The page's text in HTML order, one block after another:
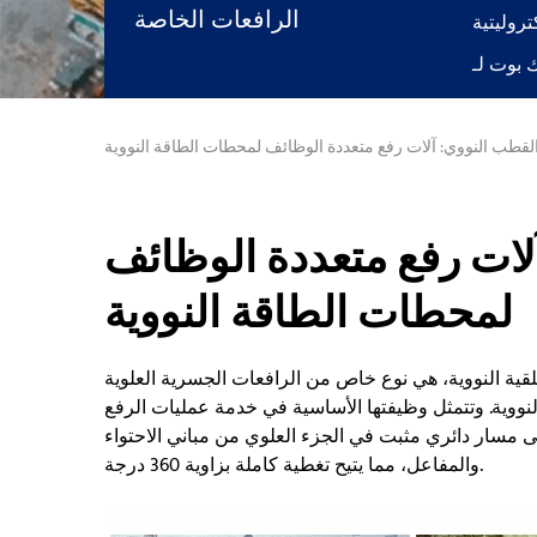
الرافعات الخاصة
النووي: آلات رفع متعددة الوظائف لمحطات الطاقة النووية
رفع متعددة الوظائف
لمحطات الطاقة النووية
النووية، هي نوع خاص من الرافعات الجسرية العلوية
وتتمثل وظيفتها الأساسية في خدمة عمليات الرفع
مسار دائري مثبت في الجزء العلوي من مباني الاحتواء
والمفاعل، مما يتيح تغطية كاملة بزاوية 360 درجة.